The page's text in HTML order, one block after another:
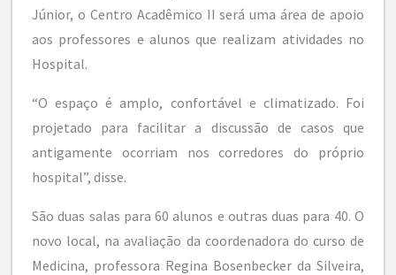
Júnior, o Centro Acadêmico II será uma área de apoio
aos professores e alunos que realizam atividades no
Hospital.
“O espaço é amplo, confortável e climatizado. Foi
projetado para facilitar a discussão de casos que
antigamente ocorriam nos corredores do próprio
hospital”, disse.
São duas salas para 60 alunos e outras duas para 40. O
novo local, na avaliação da coordenadora do curso de
Medicina, professora Regina Bosenbecker da Silveira,